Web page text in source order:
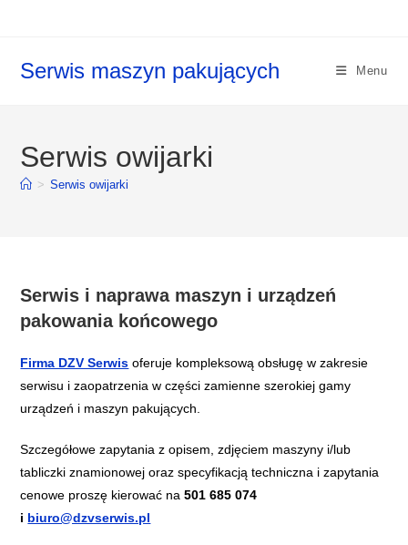
Serwis maszyn pakujących Menu
Serwis owijarki
> Serwis owijarki
Serwis i naprawa maszyn i urządzeń
pakowania końcowego
Firma DZV Serwis oferuje kompleksową obsługę w zakresie
serwisu i zaopatrzenia w części zamienne szerokiej gamy
urządzeń i maszyn pakujących.
​Szczegółowe zapytania z opisem, zdjęciem maszyny i/lub
tabliczki znamionowej oraz specyfikacją techniczna i zapytania
cenowe proszę kierować na501 685 074
i biuro@dzvserwis.pl